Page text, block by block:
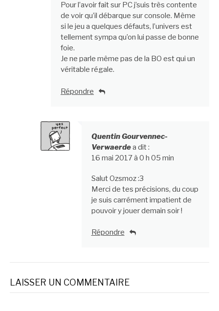
Pour l’avoir fait sur PC j’suis très contente
de voir qu’il débarque sur console. Même
si le jeu a quelques défauts, l’univers est
tellement sympa qu’on lui passe de bonne
foie.
Je ne parle même pas de la BO est qui un
véritable régale.
Répondre
Quentin Gourvennec-
Verwaerdea dit :
16 mai 2017 à 0 h 05 min
Salut Ozsmoz :3
Merci de tes précisions, du coup
je suis carrément impatient de
pouvoir y jouer demain soir !
Répondre
LAISSER UN COMMENTAIRE